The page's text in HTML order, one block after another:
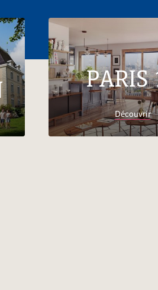
PARIS
Découvrir